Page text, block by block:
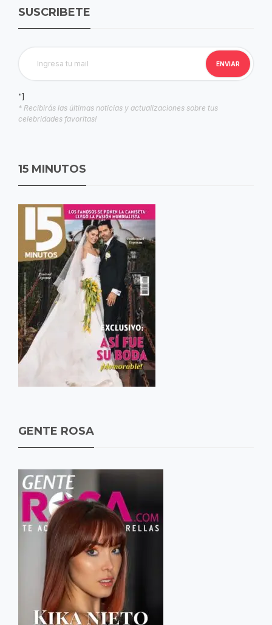
SUSCRIBETE
"]
* Recibirás las últimas noticias y actualizaciones sobre tus
celebridades favoritas!
15 MINUTOS
GENTE ROSA